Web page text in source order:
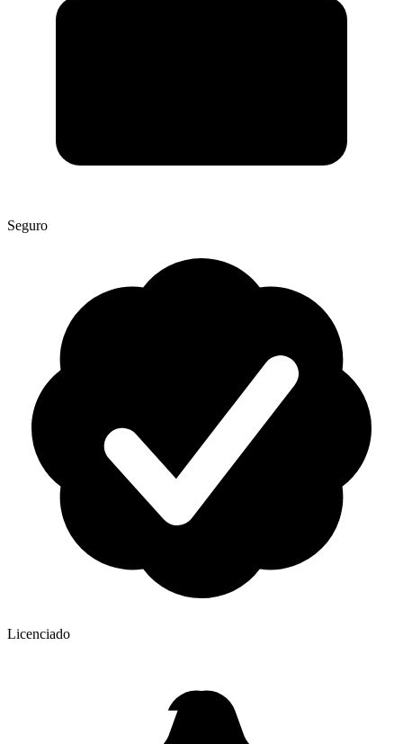
Seguro
Licenciado